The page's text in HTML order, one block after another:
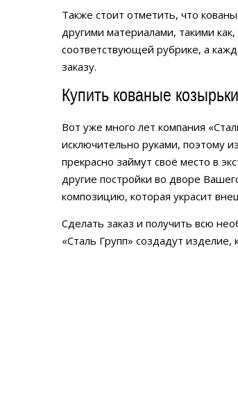
Также стоит отметить, что
другими материалами, такими
соответствующей рубрике, а
заказу.
Купить кованые
Вот уже много лет компания
исключительно руками, поэтому
прекрасно займут своё место в
другие постройки во дворе
композицию, которая украсит
Сделать заказ и получить всю
«Сталь Групп» создадут